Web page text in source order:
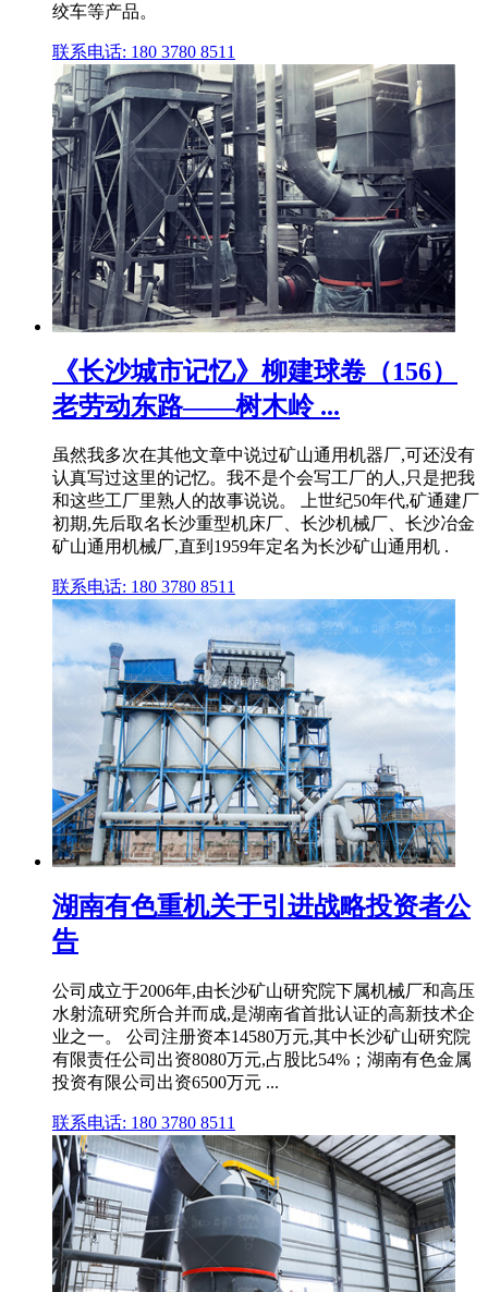
绞车等产品。
联系电话: 180 3780 8511
《长沙城市记忆》柳建球卷（156）
老劳动东路——树木岭 ...
虽然我多次在其他文章中说过矿山通用机器厂,可还没有
认真写过这里的记忆。我不是个会写工厂的人,只是把我
和这些工厂里熟人的故事说说。 上世纪50年代,矿通建厂
初期,先后取名长沙重型机床厂、长沙机械厂、长沙冶金
矿山通用机械厂,直到1959年定名为长沙矿山通用机 .
联系电话: 180 3780 8511
湖南有色重机关于引进战略投资者公
告
公司成立于2006年,由长沙矿山研究院下属机械厂和高压
水射流研究所合并而成,是湖南省首批认证的高新技术企
业之一。 公司注册资本14580万元,其中长沙矿山研究院
有限责任公司出资8080万元,占股比54%；湖南有色金属
投资有限公司出资6500万元 ...
联系电话: 180 3780 8511